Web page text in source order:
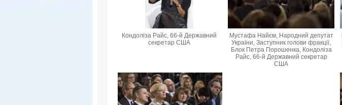
Кондоліза Райс, 66-й Державний
секретар США
Мустафа Найєм, Народний депутат
України, Заступник голови фракції,
Блок Петра Порошенка, Кондоліза
Райс, 66-й Державний секретар
США